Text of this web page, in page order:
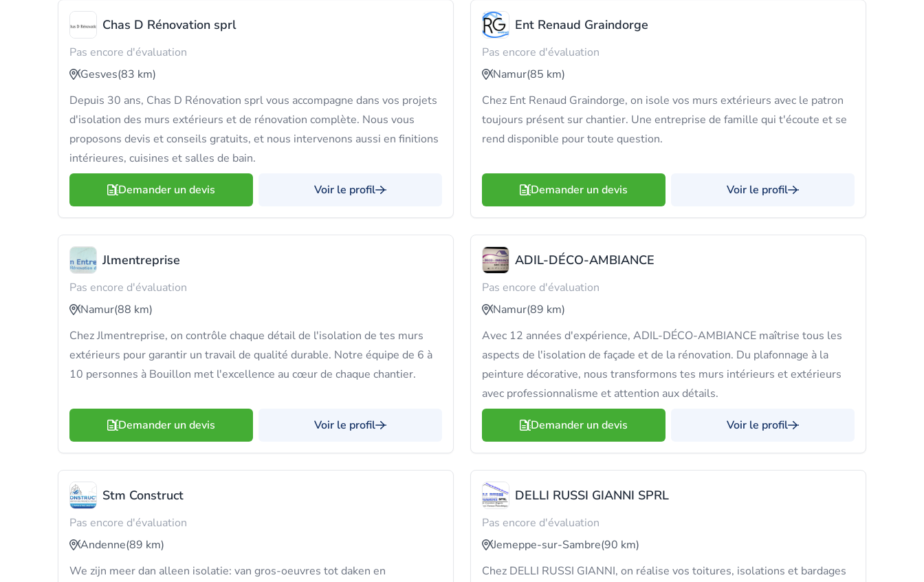
Chas D Rénovation sprl
Pas encore d'évaluation
Gesves(83 km)
Depuis 30 ans, Chas D Rénovation sprl vous accompagne dans vos projets
d'isolation des murs extérieurs et de rénovation complète. Nous vous
proposons devis et conseils gratuits, et nous intervenons aussi en finitions
intérieures, cuisines et salles de bain.
Demander un devis Voir le profil
Ent Renaud Graindorge
Pas encore d'évaluation
Namur(85 km)
Chez Ent Renaud Graindorge, on isole vos murs extérieurs avec le patron
toujours présent sur chantier. Une entreprise de famille qui t'écoute et se
rend disponible pour toute question.
Demander un devis Voir le profil
Jlmentreprise
Pas encore d'évaluation
Namur(88 km)
Chez Jlmentreprise, on contrôle chaque détail de l'isolation de tes murs
extérieurs pour garantir un travail de qualité durable. Notre équipe de 6 à
10 personnes à Bouillon met l'excellence au cœur de chaque chantier.
Demander un devis Voir le profil
ADIL-DÉCO-AMBIANCE
Pas encore d'évaluation
Namur(89 km)
Avec 12 années d'expérience, ADIL-DÉCO-AMBIANCE maîtrise tous les
aspects de l'isolation de façade et de la rénovation. Du plafonnage à la
peinture décorative, nous transformons tes murs intérieurs et extérieurs
avec professionnalisme et attention aux détails.
Demander un devis Voir le profil
Stm Construct
Pas encore d'évaluation
Andenne(89 km)
We zijn meer dan alleen isolatie: van gros-oeuvres tot daken en
DELLI RUSSI GIANNI SPRL
Pas encore d'évaluation
Jemeppe-sur-Sambre(90 km)
Chez DELLI RUSSI GIANNI, on réalise vos toitures, isolations et bardages